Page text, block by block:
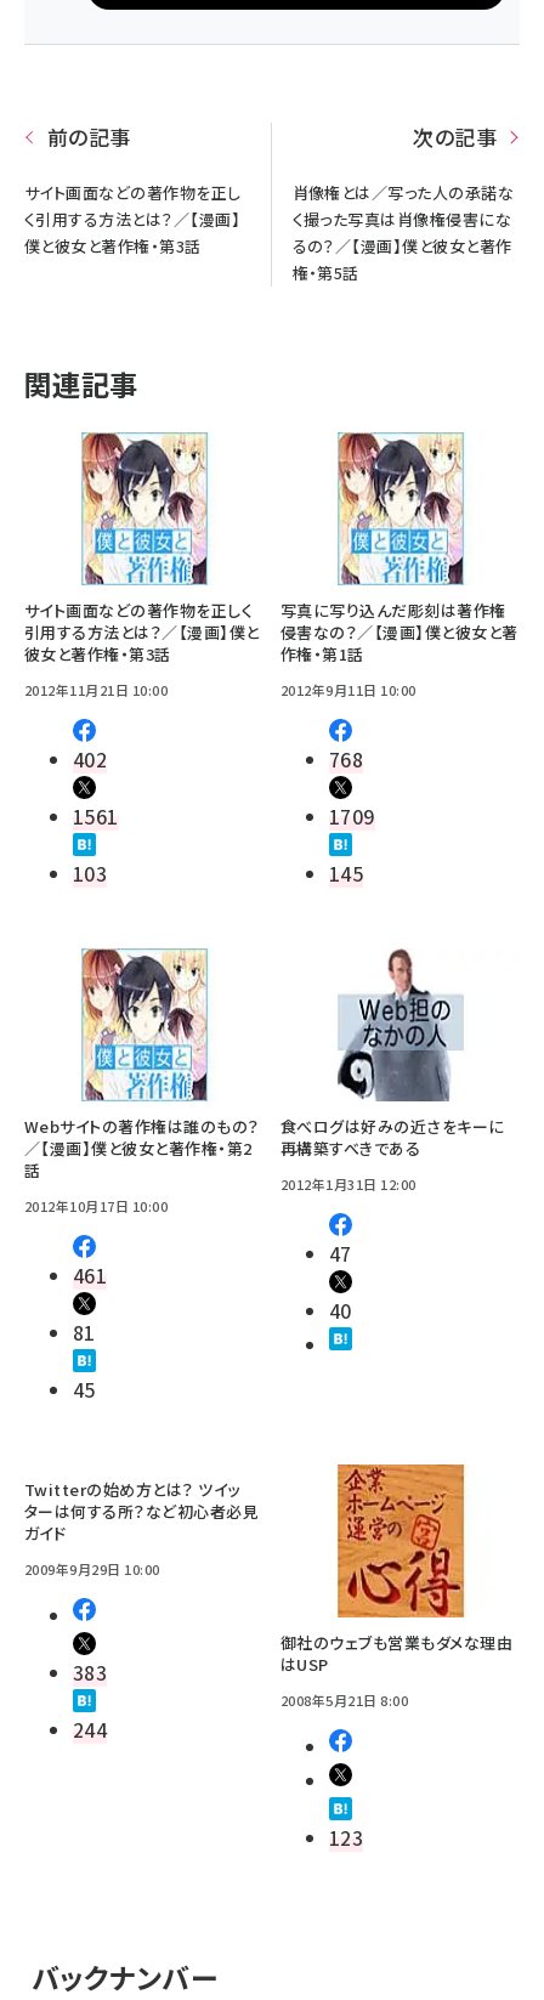
前の記事
サイト画面などの著作物を正し
く引用する方法とは？／【漫画】
僕と彼女と著作権・第3話
次の記事
肖像権とは／写った人の承諾な
く撮った写真は肖像権侵害にな
るの？／【漫画】僕と彼女と著作
権・第5話
関連記事
サイト画面などの著作物を正しく
引用する方法とは？／【漫画】僕と
彼女と著作権・第3話
2012年11月21日 10:00
402
1561
103
写真に写り込んだ彫刻は著作権
侵害なの？／【漫画】僕と彼女と著
作権・第1話
2012年9月11日 10:00
768
1709
145
Webサイトの著作権は誰のもの？
／【漫画】僕と彼女と著作権・第2
話
2012年10月17日 10:00
461
81
45
食べログは好みの近さをキーに
再構築すべきである
2012年1月31日 12:00
47
40
Twitterの始め方とは？ ツイッ
ターは何する所？など初心者必見
ガイド
2009年9月29日 10:00
383
244
御社のウェブも営業もダメな理由
はUSP
2008年5月21日 8:00
123
バックナンバー